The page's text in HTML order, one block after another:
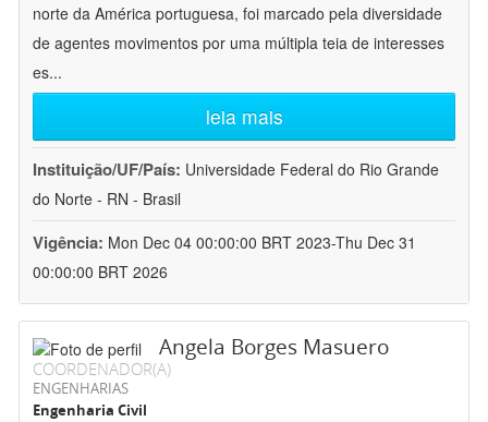
norte da América portuguesa, foi marcado pela diversidade
de agentes movimentos por uma múltipla teia de interesses
es...
leia mais
Instituição/UF/País: Universidade Federal do Rio Grande
do Norte - RN - Brasil
Vigência: Mon Dec 04 00:00:00 BRT 2023-Thu Dec 31
00:00:00 BRT 2026
Angela Borges Masuero
COORDENADOR(A)
ENGENHARIAS
Engenharia Civil